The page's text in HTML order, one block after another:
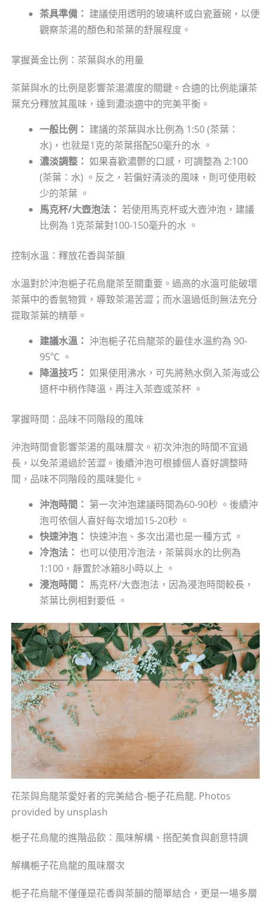
茶具準備： 建議使用透明的玻璃杯或白瓷蓋碗，以便
觀察茶湯的顏色和茶葉的舒展程度。
掌握黃金比例：茶葉與水的用量
茶葉與水的比例是影響茶湯濃度的關鍵。合適的比例能讓茶
葉充分釋放其風味，達到濃淡適中的完美平衡。
一般比例： 建議的茶葉與水比例為 1:50 (茶葉：
水)，也就是1克的茶葉搭配50毫升的水 。
濃淡調整： 如果喜歡濃鬱的口感，可調整為 2:100
(茶葉：水) 。反之，若偏好清淡的風味，則可使用較
少的茶葉 。
馬克杯/大壺泡法： 若使用馬克杯或大壺沖泡，建議
比例為 1克茶葉對100-150毫升的水 。
控制水溫：釋放花香與茶韻
水溫對於沖泡梔子花烏龍茶至關重要。過高的水溫可能破壞
茶葉中的香氣物質，導致茶湯苦澀；而水溫過低則無法充分
提取茶葉的精華。
建議水溫： 沖泡梔子花烏龍茶的最佳水溫約為 90-
95℃ 。
降溫技巧： 如果使用沸水，可先將熱水倒入茶海或公
道杯中稍作降溫，再注入茶壺或茶杯 。
掌握時間：品味不同階段的風味
沖泡時間會影響茶湯的風味層次。初次沖泡的時間不宜過
長，以免茶湯過於苦澀。後續沖泡可根據個人喜好調整時
間，品味不同階段的風味變化。
沖泡時間： 第一次沖泡建議時間為60-90秒 。後續沖
泡可依個人喜好每次增加15-20秒 。
快速沖泡： 快速沖泡、多次出湯也是一種方式 。
冷泡法： 也可以使用冷泡法，茶葉與水的比例為
1:100，靜置於冰箱8小時以上 。
浸泡時間： 馬克杯/大壺泡法，因為浸泡時間較長，
茶葉比例相對要低 。
花茶與烏龍茶愛好者的完美結合-梔子花烏龍. Photos
provided by unsplash
梔子花烏龍的進階品飲：風味解構、搭配美食與創意特調
解構梔子花烏龍的風味層次
梔子花烏龍不僅僅是花香與茶韻的簡單結合，更是一場多層